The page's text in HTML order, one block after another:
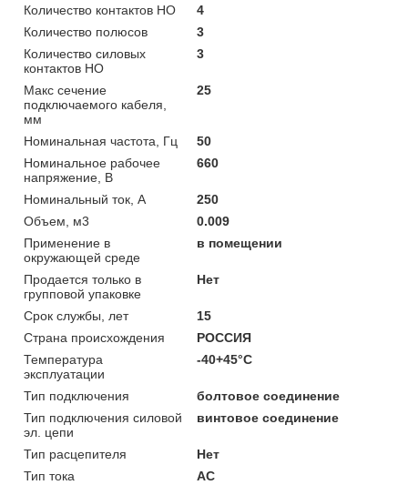
Количество контактов НО
4
Количество полюсов
3
Количество силовых
контактов НО
3
Макс сечение
подключаемого кабеля,
мм
25
Номинальная частота, Гц
50
Номинальное рабочее
напряжение, В
660
Номинальный ток, А
250
Объем, м3
0.009
Применение в
окружающей среде
в помещении
Продается только в
групповой упаковке
Нет
Срок службы, лет
15
Страна происхождения
РОССИЯ
Температура
эксплуатации
-40+45°C
Тип подключения
болтовое соединение
Тип подключения силовой
эл. цепи
винтовое соединение
Тип расцепителя
Нет
Тип тока
AC